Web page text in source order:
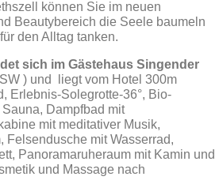
können Sie im neuen
Beautybereich die Seele baumeln
den Alltag tanken.
sich im Gästehaus Singender
) und liegt vom Hotel 300m
Erlebnis-Solegrotte-36°, Bio-
Dampfbad mit
mit meditativer Musik,
Felsendusche mit Wasserrad,
Panoramaruheraum mit Kamin und
und Massage nach